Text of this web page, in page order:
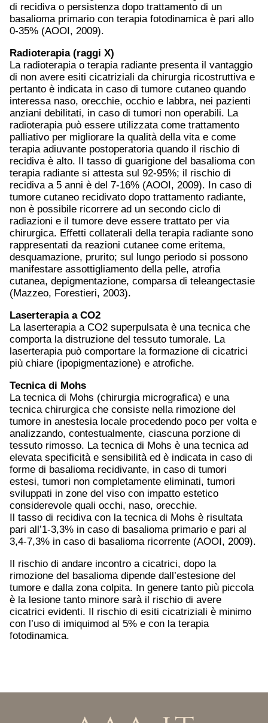
di recidiva o persistenza dopo trattamento di un
basalioma primario con terapia fotodinamica è pari allo
0-35% (AOOI, 2009).
Radioterapia (raggi X)
La radioterapia o terapia radiante presenta il vantaggio
di non avere esiti cicatriziali da chirurgia ricostruttiva e
pertanto è indicata in caso di tumore cutaneo quando
interessa naso, orecchie, occhio e labbra, nei pazienti
anziani debilitati, in caso di tumori non operabili. La
radioterapia può essere utilizzata come trattamento
palliativo per migliorare la qualità della vita e come
terapia adiuvante postoperatoria quando il rischio di
recidiva è alto. Il tasso di guarigione del basalioma con
terapia radiante si attesta sul 92-95%; il rischio di
recidiva a 5 anni è del 7-16% (AOOI, 2009). In caso di
tumore cutaneo recidivato dopo trattamento radiante,
non è possibile ricorrere ad un secondo ciclo di
radiazioni e il tumore deve essere trattato per via
chirurgica. Effetti collaterali della terapia radiante sono
rappresentati da reazioni cutanee come eritema,
desquamazione, prurito; sul lungo periodo si possono
manifestare assottigliamento della pelle, atrofia
cutanea, depigmentazione, comparsa di teleangectasie
(Mazzeo, Forestieri, 2003).
Laserterapia a CO2
La laserterapia a CO2 superpulsata è una tecnica che
comporta la distruzione del tessuto tumorale. La
laserterapia può comportare la formazione di cicatrici
più chiare (ipopigmentazione) e atrofiche.
Tecnica di Mohs
La tecnica di Mohs (chirurgia micrografica) e una
tecnica chirurgica che consiste nella rimozione del
tumore in anestesia locale procedendo poco per volta e
analizzando, contestualmente, ciascuna porzione di
tessuto rimosso. La tecnica di Mohs è una tecnica ad
elevata specificità e sensibilità ed è indicata in caso di
forme di basalioma recidivante, in caso di tumori
estesi, tumori non completamente eliminati, tumori
sviluppati in zone del viso con impatto estetico
considerevole quali occhi, naso, orecchie.
Il tasso di recidiva con la tecnica di Mohs è risultata
pari all’1-3,3% in caso di basalioma primario e pari al
3,4-7,3% in caso di basalioma ricorrente (AOOI, 2009).
Il rischio di andare incontro a cicatrici, dopo la
rimozione del basalioma dipende dall’estesione del
tumore e dalla zona colpita. In genere tanto più piccola
è la lesione tanto minore sarà il rischio di avere
cicatrici evidenti. Il rischio di esiti cicatriziali è minimo
con l’uso di imiquimod al 5% e con la terapia
fotodinamica.